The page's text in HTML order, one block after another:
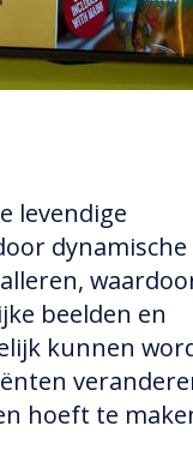
levendige
dynamische
beelden en
kunnen
hoeft te